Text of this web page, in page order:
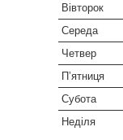
Вівторок
Середа
Четвер
Пʼятниця
Субота
Неділя